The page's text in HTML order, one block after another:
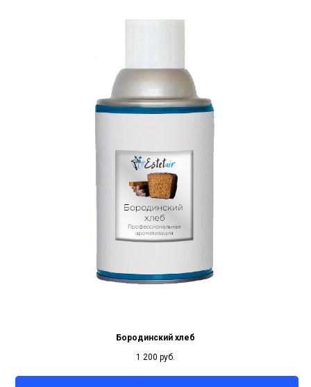
Бородинский хлеб
1 200 руб.